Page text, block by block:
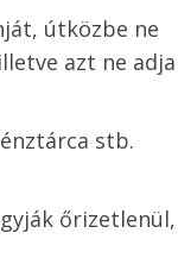
útközbe ne
azt ne adja
stb.
őrizetlenül,